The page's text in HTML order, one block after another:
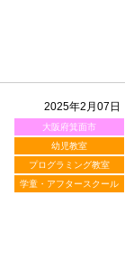
2025年2月07日
大阪府箕面市
幼児教室
プログラミング教室
学童・アフタースクール